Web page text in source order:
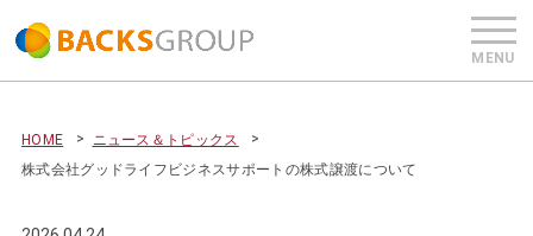
HOME
ニュース＆トピックス
株式会社グッドライフビジネスサポートの株式譲渡について